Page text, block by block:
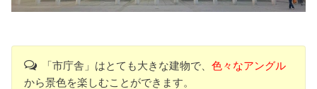
「市庁舎」はとても大きな建物で、 色々なアングル
から景色を楽しむことができます。